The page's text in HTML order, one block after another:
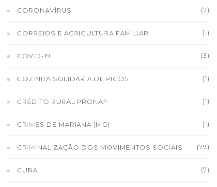
CORONAVÍRUS (2)
CORREIOS E AGRICULTURA FAMILIAR (1)
COVID-19 (3)
COZINHA SOLIDÁRIA DE PICOS (1)
CRÉDITO RURAL PRONAF (1)
CRIMES DE MARIANA (MG) (1)
CRIMINALIZAÇÃO DOS MOVIMENTOS SOCIAIS (79)
CUBA (7)